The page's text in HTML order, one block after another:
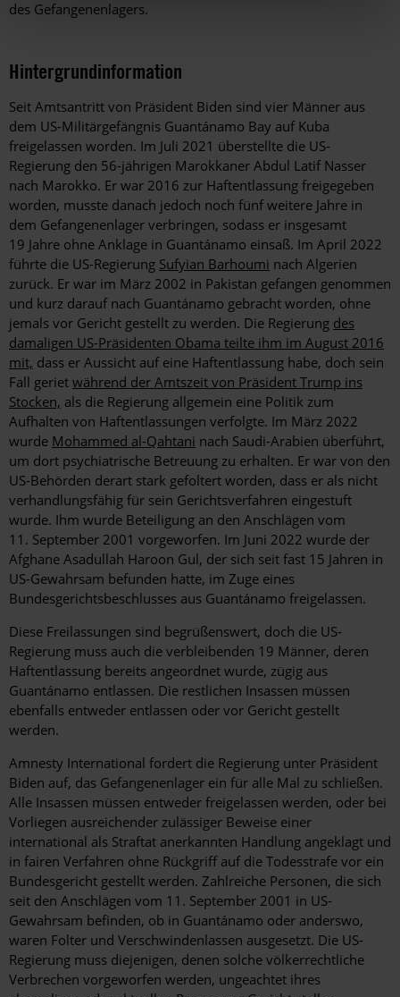
des Gefangenenlagers.
Hintergrundinformation
Hintergrund
Seit Amtsantritt von Präsident Biden sind vier Männer aus
dem US-Militärgefängnis Guantánamo Bay auf Kuba
freigelassen worden. Im Juli 2021 überstellte die US-
Regierung den 56-jährigen Marokkaner Abdul Latif Nasser
nach Marokko. Er war 2016 zur Haftentlassung freigegeben
worden, musste danach jedoch noch fünf weitere Jahre in
dem Gefangenenlager verbringen, sodass er insgesamt
19 Jahre ohne Anklage in Guantánamo einsaß. Im April 2022
führte die US-Regierung Sufyian Barhoumi nach Algerien
zurück. Er war im März 2002 in Pakistan gefangen genommen
und kurz darauf nach Guantánamo gebracht worden, ohne
jemals vor Gericht gestellt zu werden. Die Regierung des
damaligen US-Präsidenten Obama teilte ihm im August 2016
mit, dass er Aussicht auf eine Haftentlassung habe, doch sein
Fall geriet während der Amtszeit von Präsident Trump ins
Stocken, als die Regierung allgemein eine Politik zum
Aufhalten von Haftentlassungen verfolgte. Im März 2022
wurde Mohammed al-Qahtani nach Saudi-Arabien überführt,
um dort psychiatrische Betreuung zu erhalten. Er war von den
US-Behörden derart stark gefoltert worden, dass er als nicht
verhandlungsfähig für sein Gerichtsverfahren eingestuft
wurde. Ihm wurde Beteiligung an den Anschlägen vom
11. September 2001 vorgeworfen. Im Juni 2022 wurde der
Afghane Asadullah Haroon Gul, der sich seit fast 15 Jahren in
US-Gewahrsam befunden hatte, im Zuge eines
Bundesgerichtsbeschlusses aus Guantánamo freigelassen.
Diese Freilassungen sind begrüßenswert, doch die US-
Regierung muss auch die verbleibenden 19 Männer, deren
Haftentlassung bereits angeordnet wurde, zügig aus
Guantánamo entlassen. Die restlichen Insassen müssen
ebenfalls entweder entlassen oder vor Gericht gestellt
werden.
Amnesty International fordert die Regierung unter Präsident
Biden auf, das Gefangenenlager ein für alle Mal zu schließen.
Alle Insassen müssen entweder freigelassen werden, oder bei
Vorliegen ausreichender zulässiger Beweise einer
international als Straftat anerkannten Handlung angeklagt und
in fairen Verfahren ohne Rückgriff auf die Todesstrafe vor ein
Bundesgericht gestellt werden. Zahlreiche Personen, die sich
seit den Anschlägen vom 11. September 2001 in US-
Gewahrsam befinden, ob in Guantánamo oder anderswo,
waren Folter und Verschwindenlassen ausgesetzt. Die US-
Regierung muss diejenigen, denen solche völkerrechtliche
Verbrechen vorgeworfen werden, ungeachtet ihres